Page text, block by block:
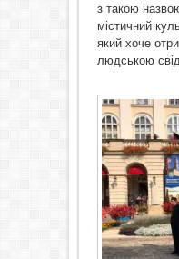
з такою
містичний
який хоче
людською